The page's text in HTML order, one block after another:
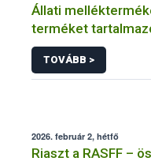
Állati
terméket
felhasználására
TOVÁBB >
2026. február 2, hétfő
Riaszt a RASFF –